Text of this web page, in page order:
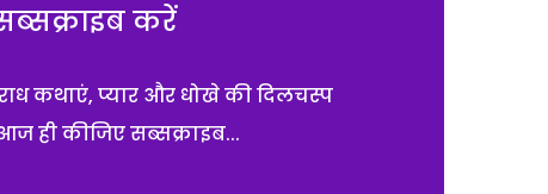
करें
कथाएं, प्यार और धोखे की दिलचस्प
ही कीजिए सब्सक्राइब...